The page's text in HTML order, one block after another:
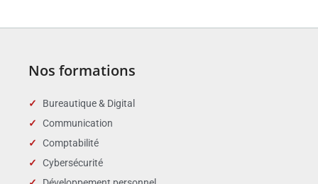
Nos formations
Bureautique & Digital
Communication
Comptabilité
Cybersécurité